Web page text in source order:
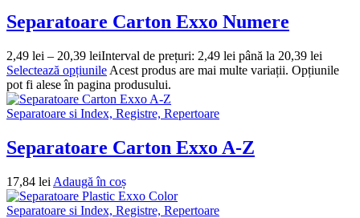
Separatoare Carton Exxo Numere
2,49 lei – 20,39 leiInterval de prețuri: 2,49 lei până la 20,39 lei
Selectează opțiunile Acest produs are mai multe variații. Opțiunile
pot fi alese în pagina produsului.
Separatoare si Index, Registre, Repertoare
Separatoare Carton Exxo A-Z
17,84 lei Adaugă în coș
Separatoare si Index, Registre, Repertoare